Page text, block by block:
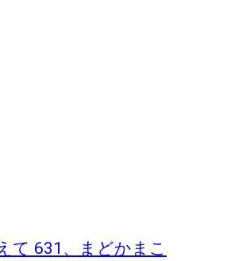
て 631、まどかまこ